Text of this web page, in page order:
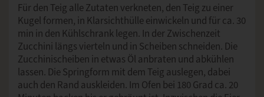
Für den Teig alle Zutaten verkneten, den Teig zu einer
Kugel formen, in Klarsichthülle einwickeln und für ca. 30
min in den Kühlschrank legen. In der Zwischenzeit
Zucchini längs vierteln und in Scheiben schneiden. Die
Zucchinischeiben in etwas Öl anbraten und abkühlen
lassen. Die Springform mit dem Teig auslegen, dabei
auch den Rand auskleiden. Im Ofen bei 180 Grad ca. 20